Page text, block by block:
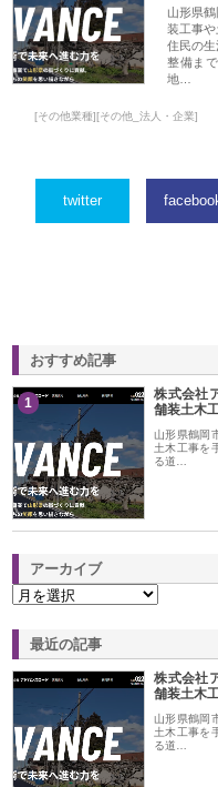
山形県
装工事
住民の
整備ま
地…
[その他業種][その他_法人・企業]
twitter
おすすめ記事
1
株式会社
舗装土木
山形県鶴岡
土木工事を
る道…
アーカイブ
最近の記事
株式会社
舗装土木
山形県鶴岡
土木工事を
る道…